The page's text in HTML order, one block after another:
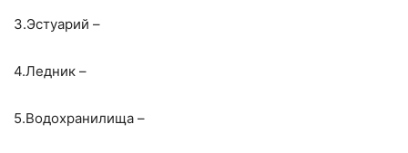
3.Эстуарий –
4.Ледник –
5.Водохранилища –